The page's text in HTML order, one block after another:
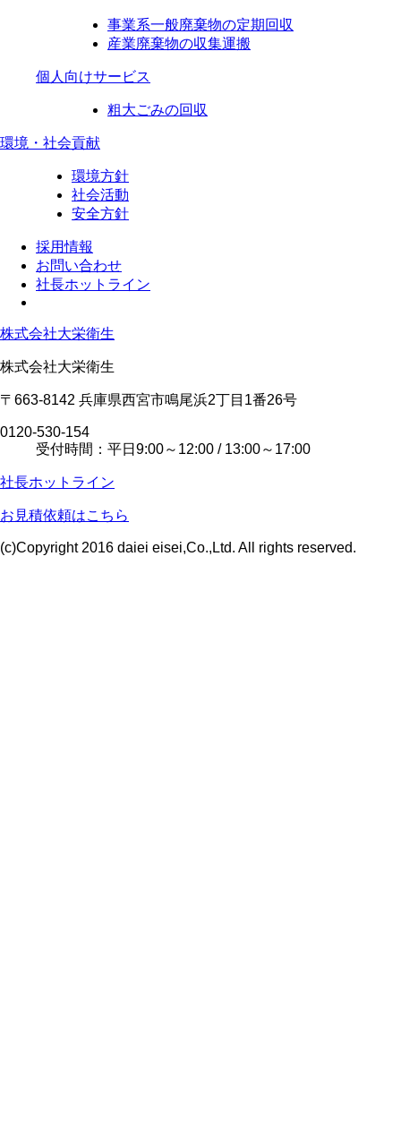
事業系一般廃棄物の定期回収
産業廃棄物の収集運搬
個人向けサービス
粗大ごみの回収
環境・社会貢献
環境方針
社会活動
安全方針
採用情報
お問い合わせ
社長ホットライン
株式会社大栄衛生
株式会社大栄衛生
〒663-8142 兵庫県西宮市鳴尾浜2丁目1番26号
0120-530-154
受付時間：平日9:00～12:00 / 13:00～17:00
社長ホットライン
お見積依頼はこちら
(c)Copyright 2016 daiei eisei,Co.,Ltd. All rights reserved.